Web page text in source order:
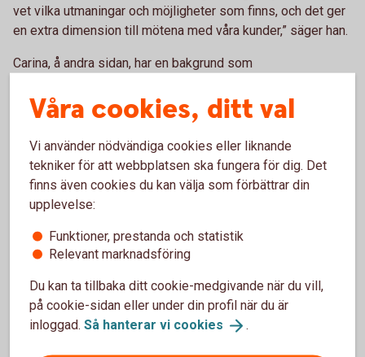
vet vilka utmaningar och möjligheter som finns, och det ger
en extra dimension till mötena med våra kunder,” säger han.
Carina, å andra sidan, har en bakgrund som
innan hon valde att bli lantbruksrådgivningare. “Jag har alltid
haft en stark koppling till lantbruket, kanske för att jag själv
vuxit upp på landet. När möjligheten att arbeta direkt med
lantbrukare dök upp, kändes det som ett naturligt och
spännande steg för mig,” förklarar hon.
Båda delar en passion för lantbruk och trivs med att kunna
kombinera sina olika erfarenheter och perspektiv för att
stötta kunderna på bästa sätt.
Vad är det bästa med ert jobb?
“Friheten under ansvar och möjligheten att möta så många
olika människor,” säger Carina. “Att planera sin egen
Våra cookies, ditt val
Vi använder nödvändiga cookies eller liknande
tekniker för att webbplatsen ska fungera för dig. Det
finns även cookies du kan välja som förbättrar din
upplevelse:
Funktioner, prestanda och statistik
Relevant marknadsföring
Du kan ta tillbaka ditt cookie-medgivande när du vill,
på cookie-sidan eller under din profil när du är
inloggad. Så hanterar vi cookies .